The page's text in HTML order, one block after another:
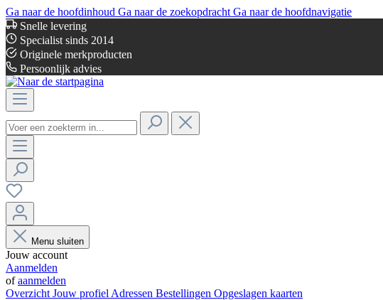
Ga naar de hoofdinhoud Ga naar de zoekopdracht Ga naar de hoofdnavigatie
Snelle levering
Specialist sinds 2014
Originele merkproducten
Persoonlijk advies
Menu sluiten
Jouw account
Aanmelden
ofaanmelden
Overzicht Jouw profiel Adressen Bestellingen Opgeslagen kaarten